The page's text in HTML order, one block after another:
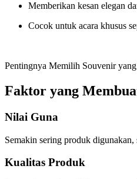
Memberikan kesan elegan
Cocok untuk acara khusus
Pentingnya Memilih Souvenir
Faktor yang
Nilai Guna
Semakin sering produk
Kualitas Produk